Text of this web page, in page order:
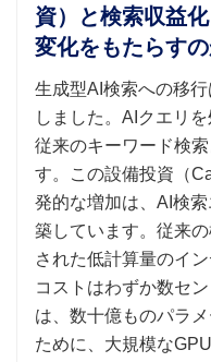
資）と検索収益
変化をもたらすの
生成型AI検索への移
しました。AIクエリ
従来のキーワード検
す。この設備投資（
発的な増加は、AI検
築しています。従来
された低計算量のイ
コストはわずか数セ
は、数十億ものパラ
ために、大規模な